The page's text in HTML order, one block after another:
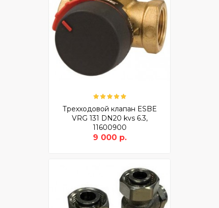
Трехходовой клапан ESBE
VRG 131 DN20 kvs 6.3,
11600900
9 000 р.